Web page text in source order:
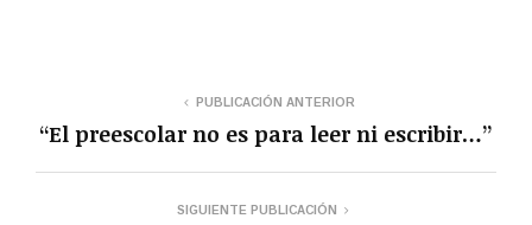
PUBLICACIÓN ANTERIOR
“El preescolar no es para leer ni escribir…”
SIGUIENTE PUBLICACIÓN